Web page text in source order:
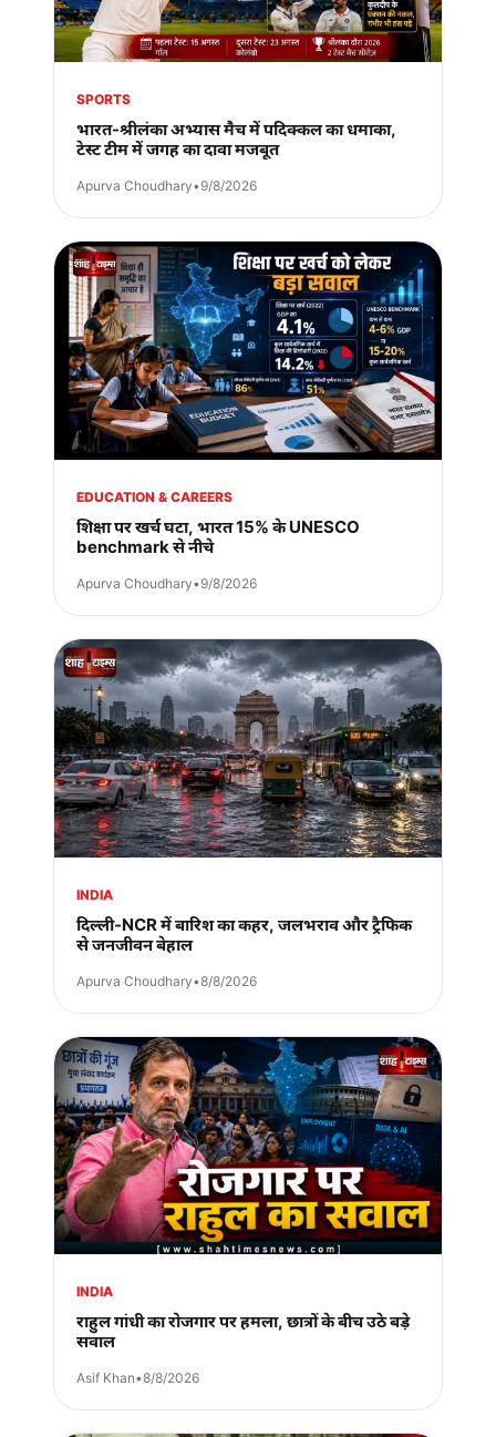
SPORTS
भारत-श्रीलंका अभ्यास मैच में पदिक्कल का धमाका,
टेस्ट टीम में जगह का दावा मजबूत
Apurva Choudhary•9/8/2026
EDUCATION & CAREERS
शिक्षा पर खर्च घटा, भारत 15% के UNESCO
benchmark से नीचे
Apurva Choudhary•9/8/2026
INDIA
दिल्ली-NCR में बारिश का कहर, जलभराव और ट्रैफिक
से जनजीवन बेहाल
Apurva Choudhary•8/8/2026
INDIA
राहुल गांधी का रोजगार पर हमला, छात्रों के बीच उठे बड़े
सवाल
Asif Khan•8/8/2026